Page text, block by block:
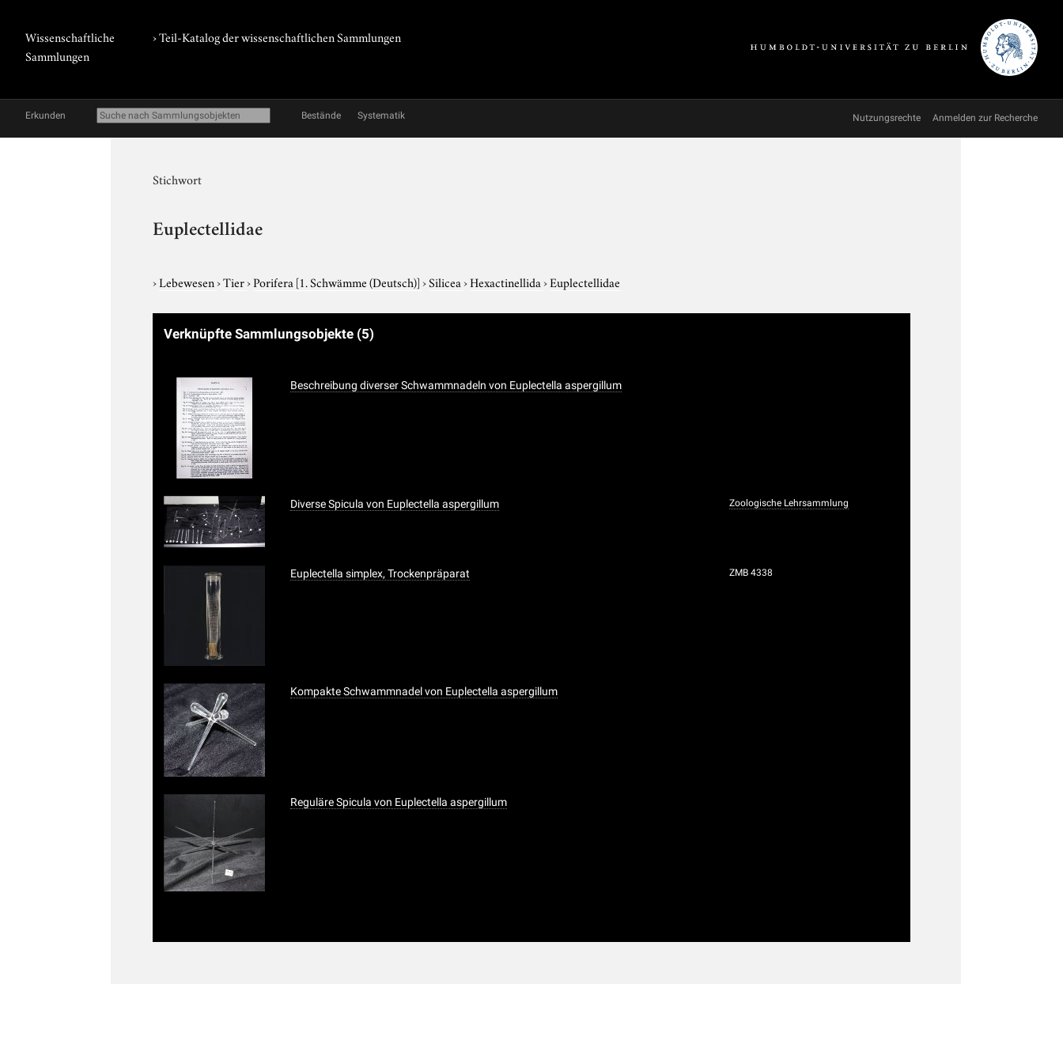
Wissenschaftliche
Sammlungen
› Teil-Katalog der wissenschaftlichen Sammlungen
Erkunden Bestände Systematik Nutzungsrechte Anmelden zur Recherche
Stichwort
Euplectellidae
›Lebewesen›Tier›Porifera [1. Schwämme (Deutsch)]›Silicea›Hexactinellida›Euplectellidae
Verknüpfte Sammlungsobjekte (5)
Beschreibung diverser Schwammnadeln von Euplectella aspergillum
Diverse Spicula von Euplectella aspergillum Zoologische Lehrsammlung
Euplectella simplex, Trockenpräparat ZMB 4338
Kompakte Schwammnadel von Euplectella aspergillum
Reguläre Spicula von Euplectella aspergillum